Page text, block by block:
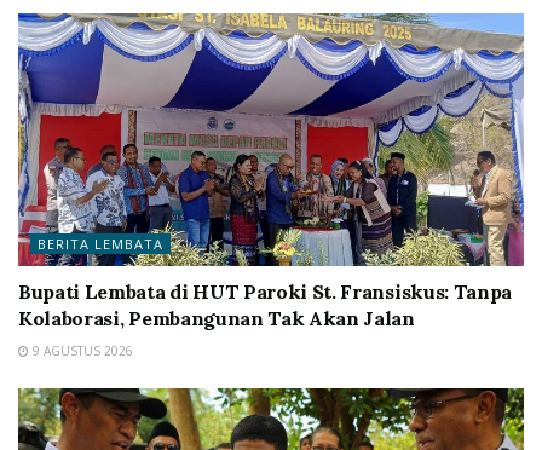
BERITA LEMBATA
Bupati Lembata di HUT Paroki St. Fransiskus: Tanpa
Kolaborasi, Pembangunan Tak Akan Jalan
9 AGUSTUS 2026